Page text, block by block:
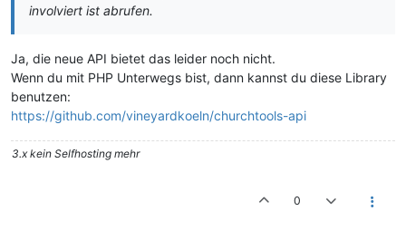
involviert ist abrufen.
Ja, die neue API bietet das leider noch nicht.
Wenn du mit PHP Unterwegs bist, dann kannst du diese Library
benutzen:
https://github.com/vineyardkoeln/churchtools-api
3.x kein Selfhosting mehr
0